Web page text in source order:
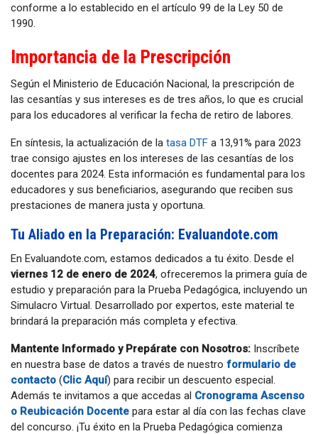
conforme a lo establecido en el artículo 99 de la Ley 50 de
1990.
Importancia de la Prescripción
Según el Ministerio de Educación Nacional, la prescripción de
las cesantías y sus intereses es de tres años, lo que es crucial
para los educadores al verificar la fecha de retiro de labores.
En síntesis, la actualización de la tasa DTF a 13,91% para 2023
trae consigo ajustes en los intereses de las cesantías de los
docentes para 2024. Esta información es fundamental para los
educadores y sus beneficiarios, asegurando que reciben sus
prestaciones de manera justa y oportuna.
Tu Aliado en la Preparación: Evaluandote.com
En Evaluandote.com, estamos dedicados a tu éxito. Desde el
viernes 12 de enero de 2024, ofreceremos la primera guía de
estudio y preparación para la Prueba Pedagógica, incluyendo un
Simulacro Virtual. Desarrollado por expertos, este material te
brindará la preparación más completa y efectiva.
Mantente Informado y Prepárate con Nosotros: Inscríbete
en nuestra base de datos a través de nuestro formulario de
contacto (Clic Aquí) para recibir un descuento especial.
Además te invitamos a que accedas al Cronograma Ascenso
o Reubicación Docente para estar al día con las fechas clave
del concurso. ¡Tu éxito en la Prueba Pedagógica comienza